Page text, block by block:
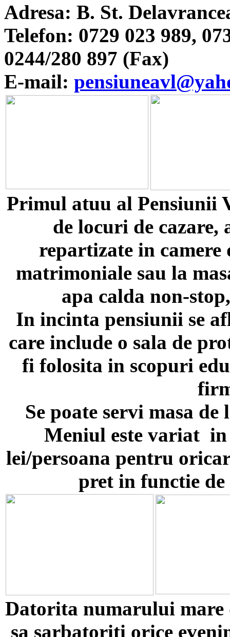
Adresa: B. St.
Telefon: 0729 023 989,
0244/280 897 (Fax)
E-mail:
Primul atuu al Pensiunii
de locuri de
repartizate in camere
matrimoniale sau la
apa calda non-
In incinta pensiunii se
care include o sala de
fi folosita in scopuri
Se poate servi masa
Meniul este variat in
lei/persoana pentru
pret in functie
Datorita numarului
sa sarbatoriti orice